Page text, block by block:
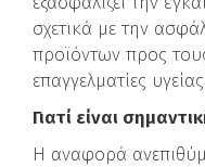
σχετικά με την
προϊόντων προς
επαγγελματίες
Γιατί είναι
Η αναφορά